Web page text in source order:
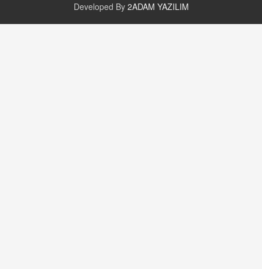
PEARL SİRİUS
Mars 4 Kasım’da Aslan Burcuna Geçiyor
Developed By 2ADAM YAZILIM